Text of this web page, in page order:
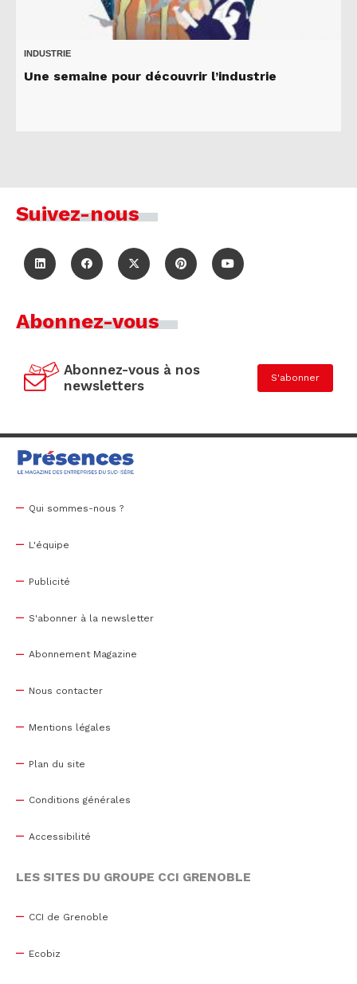
INDUSTRIE
Une semaine pour découvrir l’industrie
Suivez-nous
Abonnez-vous
Abonnez-vous à nos
newsletters
S'abonner
Qui sommes-nous ?
L'équipe
Publicité
S'abonner à la newsletter
Abonnement Magazine
Nous contacter
Mentions légales
Plan du site
Conditions générales
Accessibilité
LES SITES DU GROUPE CCI GRENOBLE
CCI de Grenoble
Ecobiz